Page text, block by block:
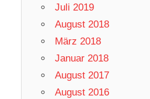
Juli 2019
August 2018
März 2018
Januar 2018
August 2017
August 2016